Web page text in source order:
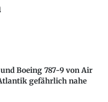
Boeing 787-9 von Air
gefährlich nahe